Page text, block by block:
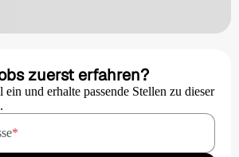
zuerst erfahren?
und erhalte passende Stellen zu dieser
*